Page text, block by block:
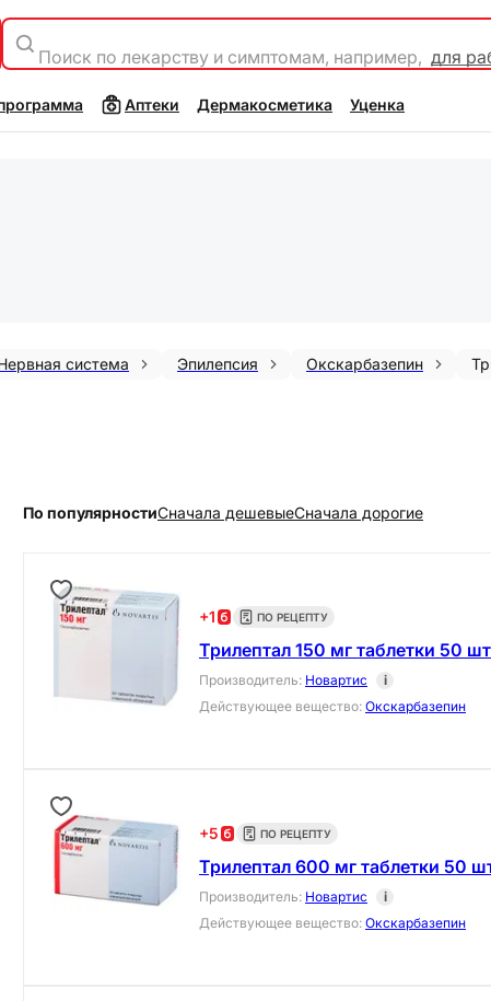
Поиск по лекарству и симптомам, например, для
Аптеки Дермакосметика Уценка
система Эпилепсия Окскарбазепин
По популярностиCначала дешевыеCначала дорогие
+1 ПО РЕЦЕПТУ
Трилептал 150 мг таблетки 50 шт
Производитель: Новартис
i
Действующее вещество: Окскарбазепин
+5 ПО РЕЦЕПТУ
Трилептал 600 мг таблетки 50
Производитель: Новартис
i
Действующее вещество: Окскарбазепин